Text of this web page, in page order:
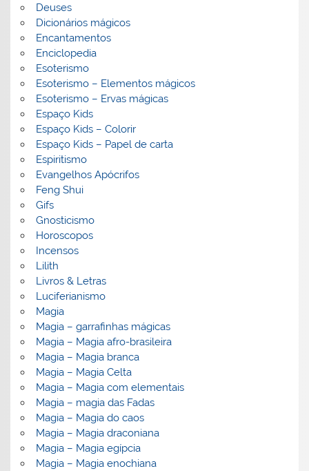
Deuses
Dicionários mágicos
Encantamentos
Enciclopedia
Esoterismo
Esoterismo – Elementos mágicos
Esoterismo – Ervas mágicas
Espaço Kids
Espaço Kids – Colorir
Espaço Kids – Papel de carta
Espiritismo
Evangelhos Apócrifos
Feng Shui
Gifs
Gnosticismo
Horoscopos
Incensos
Lilith
Livros & Letras
Luciferianismo
Magia
Magia – garrafinhas mágicas
Magia – Magia afro-brasileira
Magia – Magia branca
Magia – Magia Celta
Magia – Magia com elementais
Magia – magia das Fadas
Magia – Magia do caos
Magia – Magia draconiana
Magia – Magia egípcia
Magia – Magia enochiana